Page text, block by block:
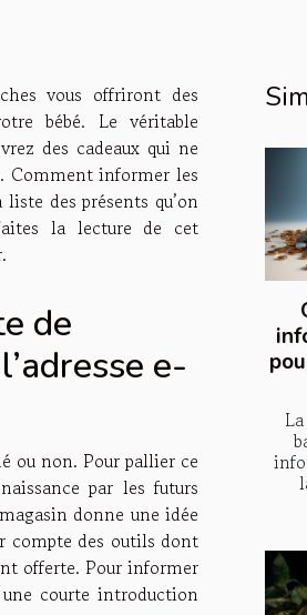
vous offriront des
bébé. Le véritable
des cadeaux qui ne
Comment informer les
des présents qu’on
la lecture de cet
de
e-
ou non. Pour pallier ce
par les futurs
donne une idée
compte des outils dont
offerte. Pour informer
courte introduction